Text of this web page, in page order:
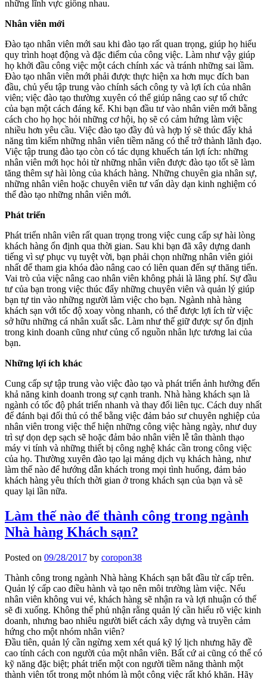
những lĩnh vực giống nhau.
Nhân viên mới
Đào tạo nhân viên mới sau khi đào tạo rất quan trọng, giúp họ hiểu
quy trình hoạt động và đặc điểm của công việc. Làm như vậy giúp
họ khởi đầu công việc một cách chính xác và tránh những sai lầm.
Đào tạo nhân viên mới phải được thực hiện xa hơn mục đích ban
đầu, chủ yếu tập trung vào chính sách công ty và lợi ích của nhân
viên; việc đào tạo thường xuyên có thể giúp nâng cao sự tổ chức
của bạn một cách đáng kể. Khi bạn đầu tư vào nhân viên mới bằng
cách cho họ học hỏi những cơ hội, họ sẽ có cảm hứng làm việc
nhiều hơn yêu cầu. Việc đào tạo đầy đủ và hợp lý sẽ thúc đẩy khả
năng tìm kiếm những nhân viên tiềm năng có thể trở thành lãnh đạo.
Việc tập trung đào tạo còn có tác dụng khuếch tán lợi ích: những
nhân viên mới học hỏi từ những nhân viên được đào tạo tốt sẽ làm
tăng thêm sự hài lòng của khách hàng. Những chuyên gia nhân sự,
những nhân viên hoặc chuyên viên tư vấn dày dạn kinh nghiệm có
thể đào tạo những nhân viên mới.
Phát triển
Phát triển nhân viên rất quan trọng trong việc cung cấp sự hài lòng
khách hàng ổn định qua thời gian. Sau khi bạn đã xây dựng danh
tiếng vì sự phục vụ tuyệt vời, bạn phải chọn những nhân viên giỏi
nhất để tham gia khóa đào nâng cao có liên quan đến sự thăng tiến.
Vai trò của việc nâng cao nhân viên không phải là lãng phí. Sự đầu
tư của bạn trong việc thúc đẩy những chuyên viên và quản lý giúp
bạn tự tin vào những người làm việc cho bạn. Ngành nhà hàng
khách sạn với tốc độ xoay vòng nhanh, có thể được lợi ích từ việc
sở hữu những cá nhân xuất sắc. Làm như thế giữ được sự ổn định
trong kinh doanh cũng như củng cố nguồn nhân lực tương lai của
bạn.
Những lợi ích khác
Cung cấp sự tập trung vào việc đào tạo và phát triển ảnh hưởng đến
khả năng kinh doanh trong sự cạnh tranh. Nhà hàng khách sạn là
ngành có tốc độ phát triển nhanh và thay đổi liên tục. Cách duy nhất
để đánh bại đối thủ có thể bằng việc đảm bảo sư chuyên nghiệp của
nhân viên trong việc thể hiện những công việc hàng ngày, như duy
trì sự dọn dẹp sạch sẽ hoặc đảm bảo nhân viên lễ tân thành thạo
máy vi tính và những thiết bị công nghệ khác cần trong công việc
của họ. Thường xuyên đào tạo lại mảng dịch vụ khách hàng, như
làm thế nào để hướng dẫn khách trong mọi tình huống, đảm bảo
khách hàng yêu thích thời gian ở trong khách sạn của bạn và sẽ
quay lại lần nữa.
Làm thế nào để thành công trong ngành
Nhà hàng Khách sạn?
Posted on 09/28/2017 by coropon38
Thành công trong ngành Nhà hàng Khách sạn bắt đầu từ cấp trên.
Quản lý cấp cao điều hành và tạo nên môi trường làm việc. Nếu
nhân viên không vui vẻ, khách hàng sẽ nhận ra và lợi nhuận có thể
sẽ đi xuống. Không thể phủ nhận rằng quản lý cần hiểu rõ việc kinh
doanh, nhưng bao nhiêu người biết cách xây dựng và truyền cảm
hứng cho một nhóm nhân viên?
Đầu tiên, quản lý cần ngừng xem xét quá kỹ lý lịch nhưng hãy đề
cao tính cách con người của một nhân viên. Bất cứ ai cũng có thể có
kỹ năng đặc biệt; phát triển một con người tiềm năng thành một
thành viên tốt trong một nhóm là một công việc rất khó khăn. Hãy